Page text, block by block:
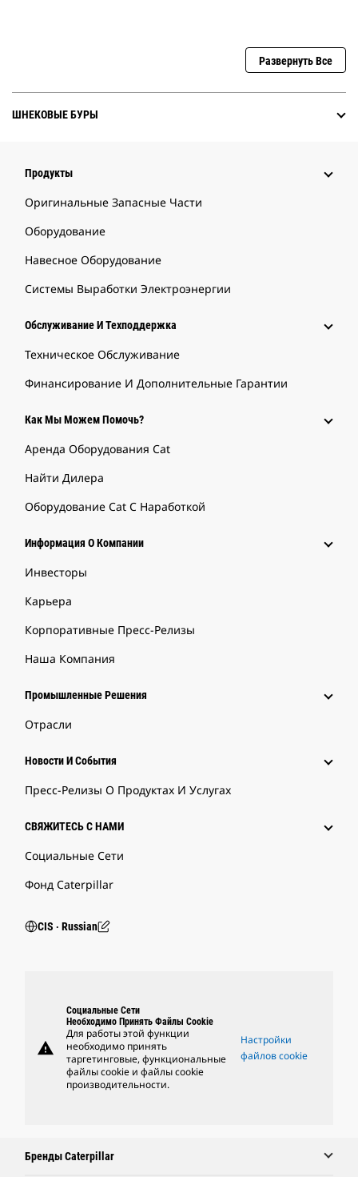
Развернуть Все
ШНЕКОВЫЕ БУРЫ
Продукты
Оригинальные Запасные Части
Оборудование
Навесное Оборудование
Системы Выработки Электроэнергии
Обслуживание И Техподдержка
Техническое Обслуживание
Финансирование И Дополнительные Гарантии
Как Мы Можем Помочь?
Аренда Оборудования Cat
Найти Дилера
Оборудование Cat С Наработкой
Информация О Компании
Инвесторы
Карьера
Корпоративные Пресс-Релизы
Наша Компания
Промышленные Решения
Отрасли
Новости И События
Пресс-Релизы О Продуктах И Услугах
СВЯЖИТЕСЬ С НАМИ
Социальные Сети
Фонд Caterpillar
CIS ‧ Russian
warning
Социальные Сети
Необходимо Принять Файлы Cookie
Для работы этой функции
необходимо принять
таргетинговые, функциональные
файлы cookie и файлы cookie
производительности.
Настройки
файлов cookie
Бренды Caterpillar